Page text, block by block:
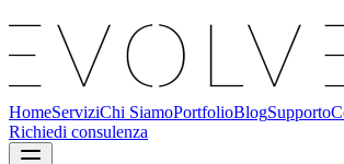
HomeServiziChi SiamoPortfolioBlogSupporto
Richiedi consulenza